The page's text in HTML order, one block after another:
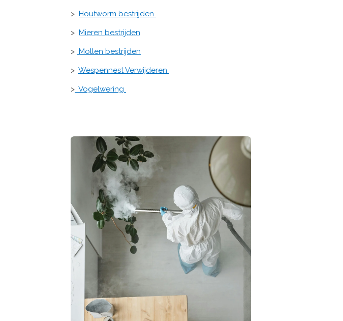
> Houtworm bestrijden
> Mieren bestrijden
> Mollen bestrijden
> Wespennest Verwijderen
> Vogelwering